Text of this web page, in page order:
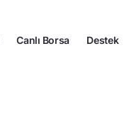
Canlı Borsa Destek